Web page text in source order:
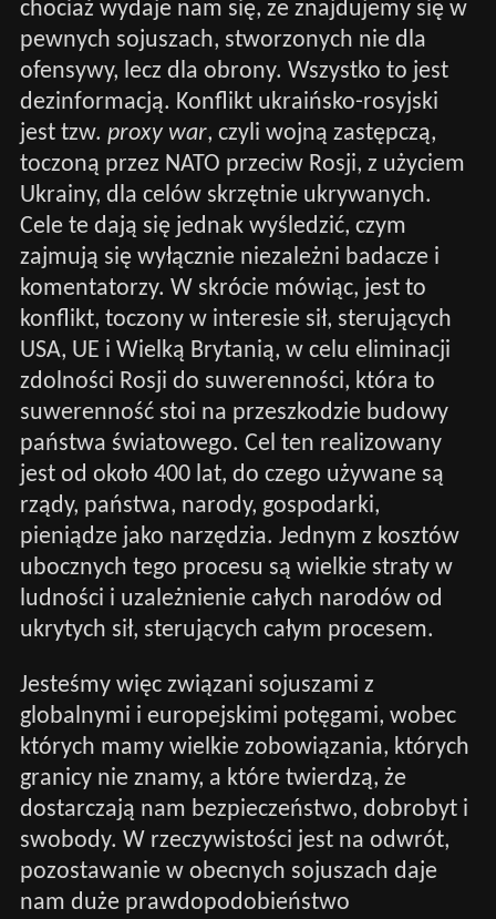
chociaż wydaje nam się, ze znajdujemy się w
pewnych sojuszach, stworzonych nie dla
ofensywy, lecz dla obrony. Wszystko to jest
dezinformacją. Konflikt ukraińsko-rosyjski
jest tzw. proxy war, czyli wojną zastępczą,
toczoną przez NATO przeciw Rosji, z użyciem
Ukrainy, dla celów skrzętnie ukrywanych.
Cele te dają się jednak wyśledzić, czym
zajmują się wyłącznie niezależni badacze i
komentatorzy. W skrócie mówiąc, jest to
konflikt, toczony w interesie sił, sterujących
USA, UE i Wielką Brytanią, w celu eliminacji
zdolności Rosji do suwerenności, która to
suwerenność stoi na przeszkodzie budowy
państwa światowego. Cel ten realizowany
jest od około 400 lat, do czego używane są
rządy, państwa, narody, gospodarki,
pieniądze jako narzędzia. Jednym z kosztów
ubocznych tego procesu są wielkie straty w
ludności i uzależnienie całych narodów od
ukrytych sił, sterujących całym procesem.
Jesteśmy więc związani sojuszami z
globalnymi i europejskimi potęgami, wobec
których mamy wielkie zobowiązania, których
granicy nie znamy, a które twierdzą, że
dostarczają nam bezpieczeństwo, dobrobyt i
swobody. W rzeczywistości jest na odwrót,
pozostawanie w obecnych sojuszach daje
nam duże prawdopodobieństwo